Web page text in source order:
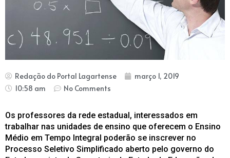
Redação do Portal Lagartense
março 1, 2019
10:58 am
No Comments
Os professores da rede estadual, interessados em
trabalhar nas unidades de ensino que oferecem o Ensino
Médio em Tempo Integral poderão se inscrever no
Processo Seletivo Simplificado aberto pelo governo do